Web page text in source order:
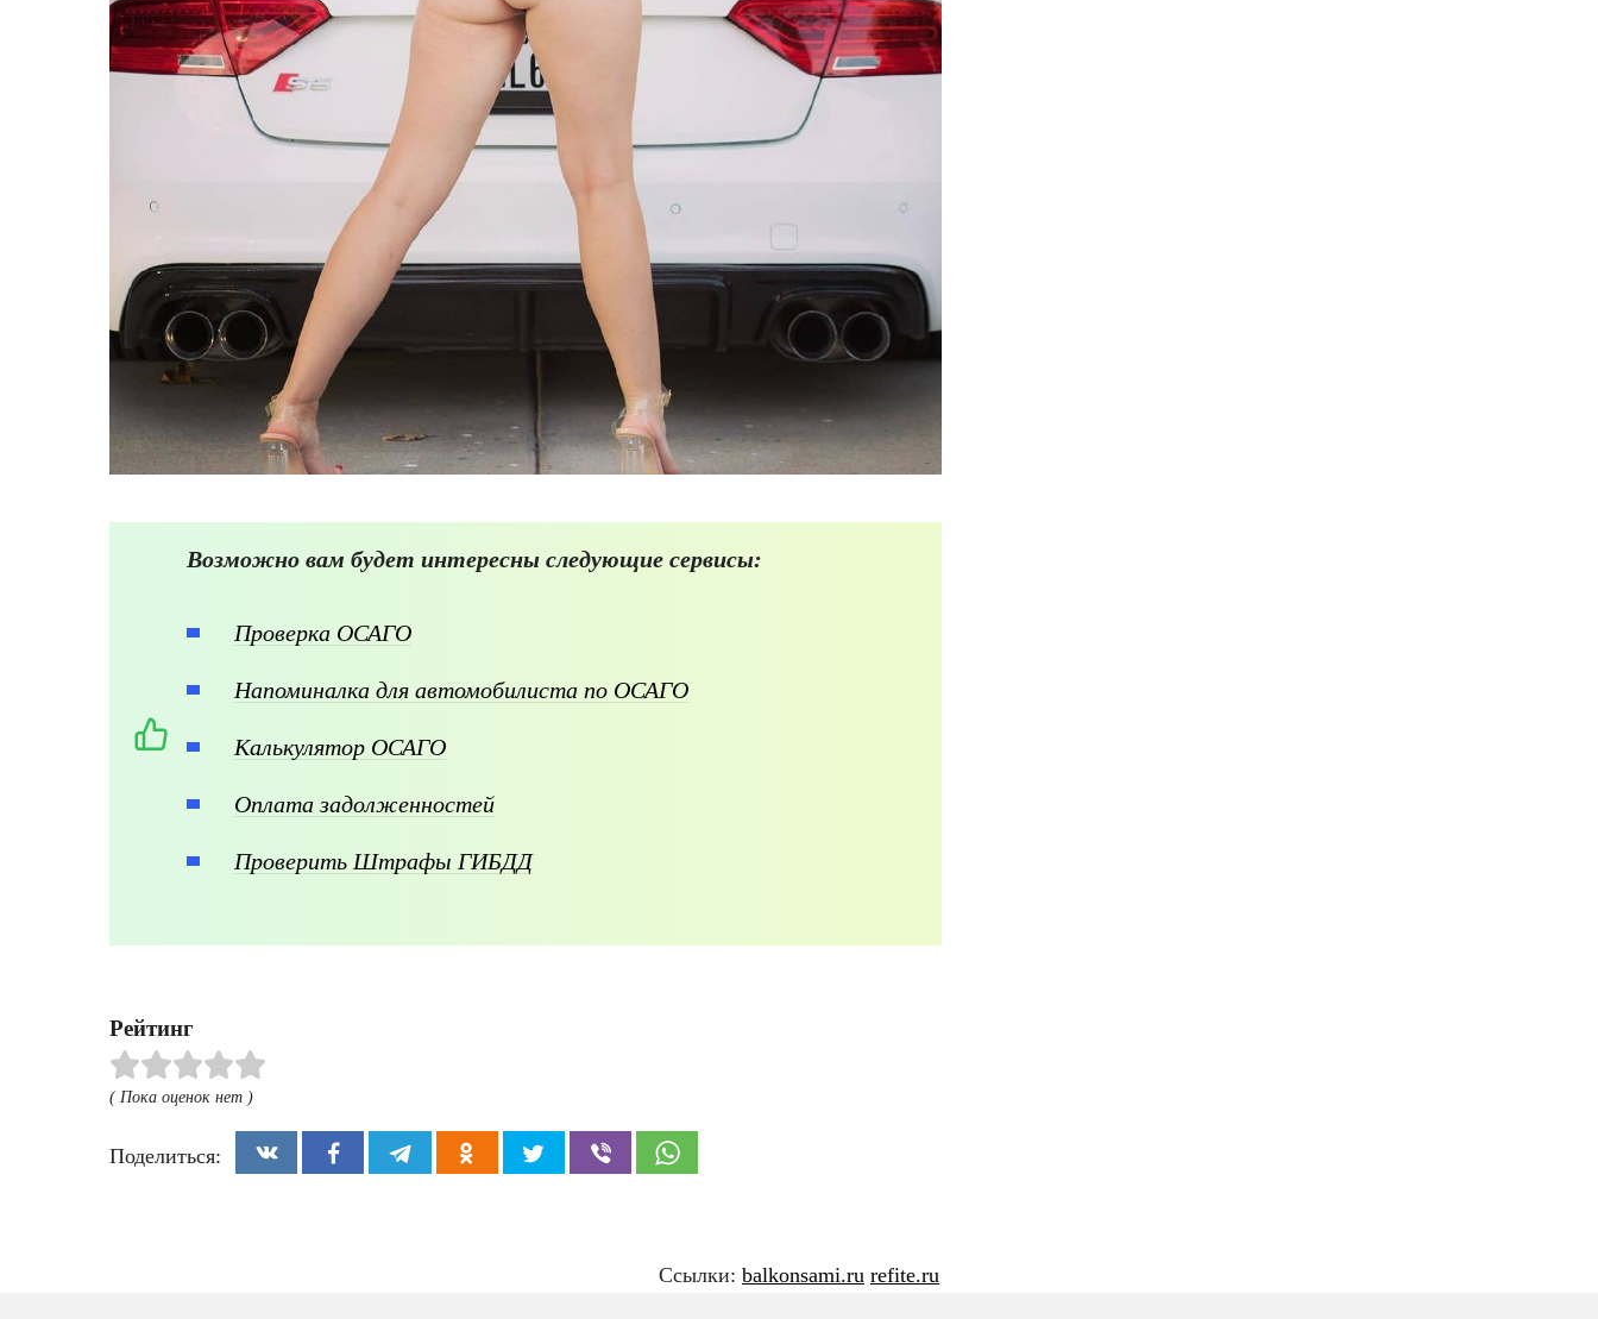
Возможно вам будет интересны следующие сервисы:
Проверка ОСАГО
Напоминалка для автомобилиста по ОСАГО
Калькулятор ОСАГО
Оплата задолженностей
Проверить Штрафы ГИБДД
Рейтинг
( Пока оценок нет )
Поделиться:
Ссылки: balkonsami.ru refite.ru